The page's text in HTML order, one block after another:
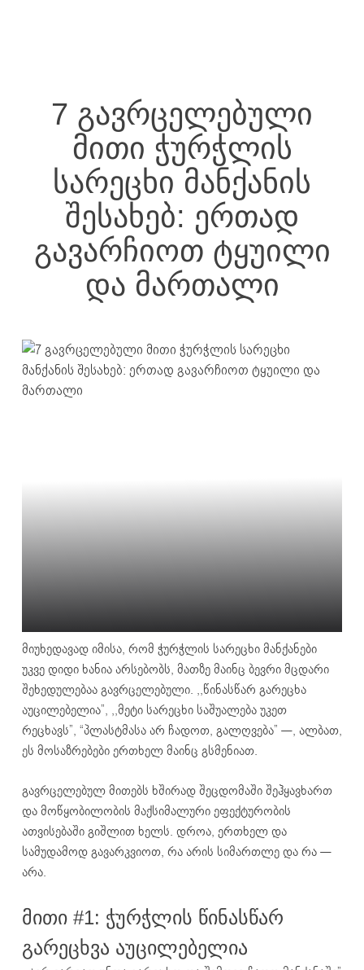
7 გავრცელებული
მითი ჭურჭლის
სარეცხი მანქანის
შესახებ: ერთად
გავარჩიოთ ტყუილი
და მართალი
მიუხედავად იმისა, რომ ჭურჭლის სარეცხი მანქანები
უკვე დიდი ხანია არსებობს, მათზე მაინც ბევრი მცდარი
შეხედულებაა გავრცელებული. ,,წინასწარ გარეცხა
აუცილებელია”, ,,მეტი სარეცხი საშუალება უკეთ
რეცხავს”, “პლასტმასა არ ჩადოთ, გალღვება” —, ალბათ,
ეს მოსაზრებები ერთხელ მაინც გსმენიათ.
გავრცელებულ მითებს ხშირად შეცდომაში შეჰყავხართ
და მოწყობილობის მაქსიმალური ეფექტურობის
ათვისებაში გიშლით ხელს. დროა, ერთხელ და
სამუდამოდ გავარკვიოთ, რა არის სიმართლე და რა —
არა.
მითი #1: ჭურჭლის წინასწარ
გარეცხვა აუცილებელია
ძიების რეზულტატი